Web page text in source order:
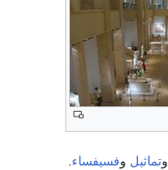
وتماثيل وفسيفساء